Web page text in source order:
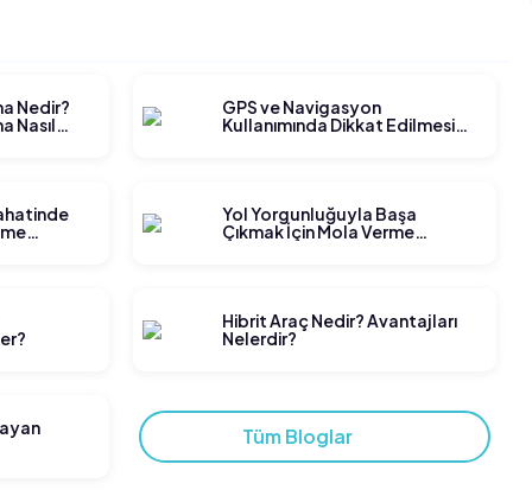
Nedir?
Nasıl
GPS ve Navigasyon
Kullanımında Dikkat Edilmesi
Yol Yorgunluğuyla Başa
Çıkmak İçin Mola Verme
Hibrit Araç Nedir? Avantajları
Nelerdir?
Tüm Bloglar